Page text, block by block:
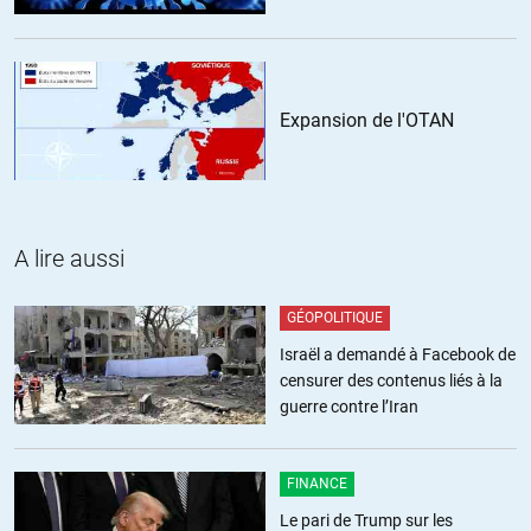
+16 ALERTER
Marie//28.09.2018 à 18h46
J’imagine que le camp d’énervés qui s’énervent finira par:
– lâcher l’affaire et rentrer le F.35 entre les jambes….non?
dire, tout court?
Vu de quel côté se place la patience et de quel autre la volonté
C’est comme assister, un jour de courses, aux contorsions
hystériques d’un môme qui n’obtient pas sa friandise devant sa
mère impavide.
+4
Expansion de l'OTAN
A lire aussi
GÉOPOLITIQUE
Israël a demandé à Facebook de
censurer des contenus liés à la
guerre contre l’Iran
FINANCE
Le pari de Trump sur les